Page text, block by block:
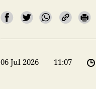
06 Jul 2026 11:07